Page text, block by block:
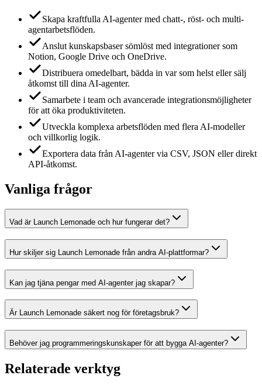
Skapa kraftfulla AI-agenter med chatt-, röst- och multi-
agentarbetsflöden.
Anslut kunskapsbaser sömlöst med integrationer som
Notion, Google Drive och OneDrive.
Distribuera omedelbart, bädda in var som helst eller sälj
åtkomst till dina AI-agenter.
Samarbete i team och avancerade integrationsmöjligheter
för att öka produktiviteten.
Utveckla komplexa arbetsflöden med flera AI-modeller
och villkorlig logik.
Exportera data från AI-agenter via CSV, JSON eller direkt
API-åtkomst.
Vanliga frågor
Vad är Launch Lemonade och hur fungerar det?
Hur skiljer sig Launch Lemonade från andra AI-plattformar?
Kan jag tjäna pengar med AI-agenter jag skapar?
Är Launch Lemonade säkert nog för företagsbruk?
Behöver jag programmeringskunskaper för att bygga AI-agenter?
Relaterade verktyg